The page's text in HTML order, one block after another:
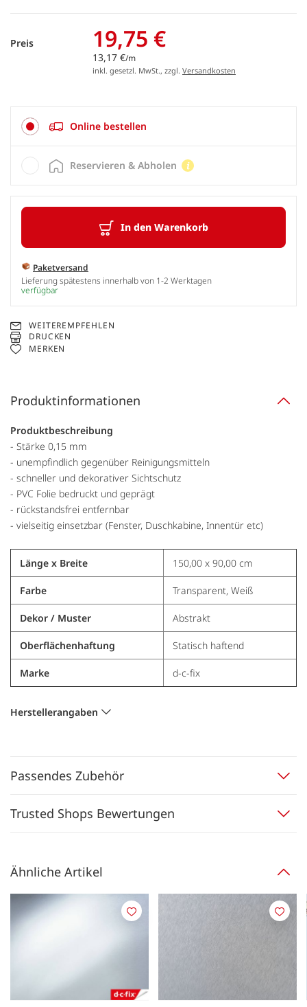
Preis 19,75 €
13,17 €/m
inkl. gesetzl. MwSt., zzgl. Versandkosten
Online bestellen
In den Warenkorb
Paketversand
Lieferung spätestens innerhalb von 1-2 Werktagen
verfügbar
Reservieren & Abholen
WEITEREMPFEHLEN
DRUCKEN
MERKEN
Produktinformationen
Produktbeschreibung
- Stärke 0,15 mm
- unempfindlich gegenüber Reinigungsmitteln
- schneller und dekorativer Sichtschutz
- PVC Folie bedruckt und geprägt
- rückstandsfrei entfernbar
- vielseitig einsetzbar (Fenster, Duschkabine, Innentür etc)
Länge x Breite 150,00 x 90,00 cm
Farbe Transparent, Weiß
Dekor / Muster Abstrakt
Oberflächenhaftung Statisch haftend
Marke d-c-fix
Herstellerangaben
Passendes Zubehör
Trusted Shops Bewertungen
Ähnliche Artikel
Merken